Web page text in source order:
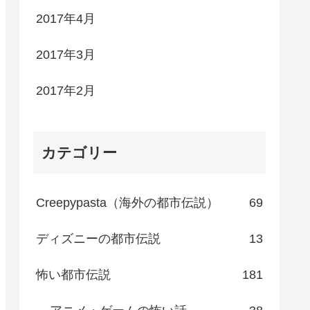
2017年4月
2017年3月
2017年2月
カテゴリー
Creepypasta（海外の都市伝説） 69
ディズニーの都市伝説 13
怖い都市伝説 181